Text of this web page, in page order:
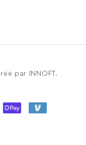
par INNOFT.